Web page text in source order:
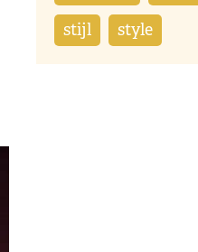
stijl style